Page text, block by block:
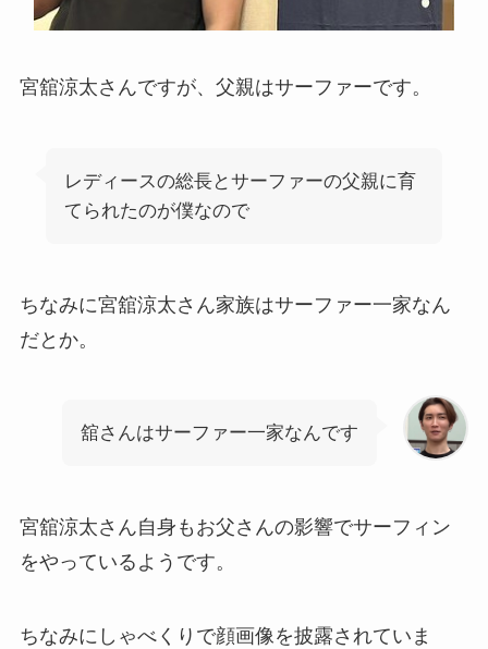
宮舘涼太さんですが、父親はサーファーです。
レディースの総長とサーファーの父親に育
てられたのが僕なので
ちなみに宮舘涼太さん家族はサーファー一家なん
だとか。
舘さんはサーファー一家なんです
宮舘涼太さん自身もお父さんの影響でサーフィン
をやっているようです。
ちなみにしゃべくりで顔画像を披露されていま